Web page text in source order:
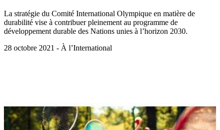
La stratégie du Comité International Olympique en matière de
durabilité vise à contribuer pleinement au programme de
développement durable des Nations unies à l’horizon 2030.
28 octobre 2021 - À l’International